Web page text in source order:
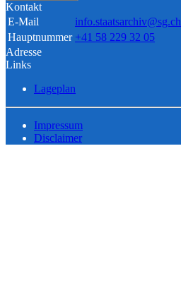
Kontakt
E-Mail
info.staatsarchiv@sg.ch
Hauptnummer +41 58 229 32 05
Adresse
Links
Lageplan
Impressum
Disclaimer